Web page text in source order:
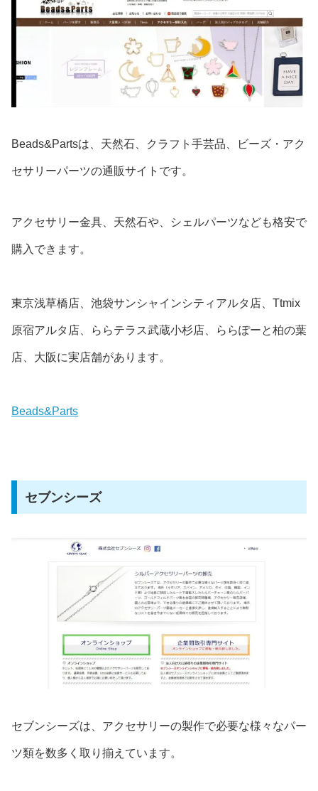
Beads&Partsは、天然石、クラフト手芸品、ビーズ・アク
セサリーパーツの通販サイトです。
アクセサリー金具、天然石や、シェルパーツなども格安で
購入できます。
東京浅草橋店、池袋サンシャインシティアルタ店、Ttmix
原宿アルタ店、ららテラス武蔵小杉店、ららぽーと柏の葉
店、大阪に実店舗があります。
Beads&Parts
セブンシーズ
セブンシーズは、アクセサリーの製作で必要な様々なパー
ツ類を数多く取り揃えています。